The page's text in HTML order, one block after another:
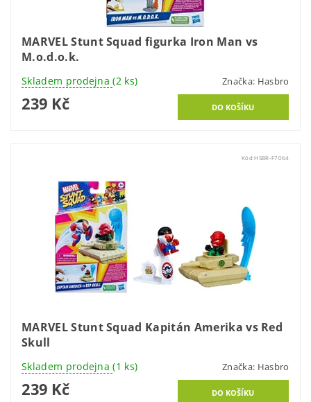
MARVEL Stunt Squad figurka Iron Man vs
M.o.d.o.k.
Skladem prodejna(2 ks) Značka: Hasbro
239 Kč
Kód:HSBR-F7064
MARVEL Stunt Squad Kapitán Amerika vs Red
Skull
Skladem prodejna(1 ks) Značka: Hasbro
239 Kč